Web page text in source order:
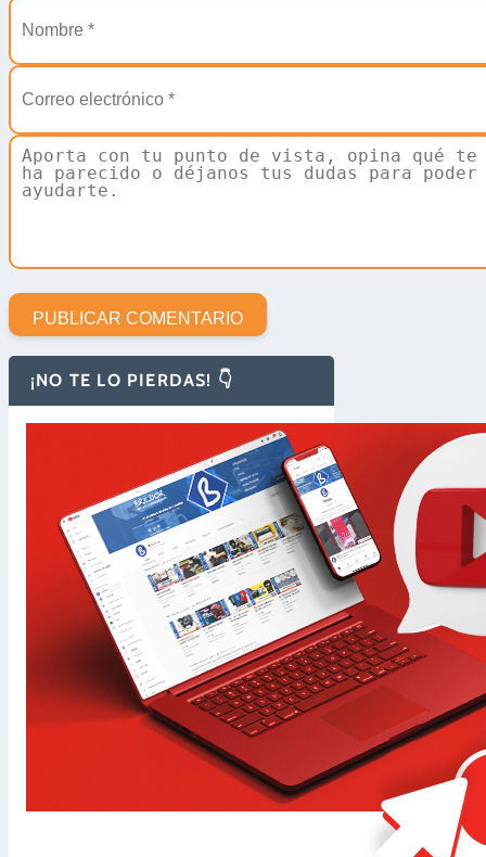
¡NO TE LO PIERDAS! 👇